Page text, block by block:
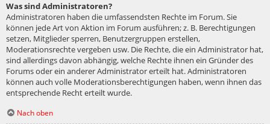
Was sind Administratoren?
Administratoren haben die umfassendsten Rechte im Forum. Sie
können jede Art von Aktion im Forum ausführen; z. B. Berechtigungen
setzen, Mitglieder sperren, Benutzergruppen erstellen,
Moderationsrechte vergeben usw. Die Rechte, die ein Administrator hat,
sind allerdings davon abhängig, welche Rechte ihnen ein Gründer des
Forums oder ein anderer Administrator erteilt hat. Administratoren
können auch volle Moderationsberechtigungen haben, wenn ihnen das
entsprechende Recht erteilt wurde.
Nach oben